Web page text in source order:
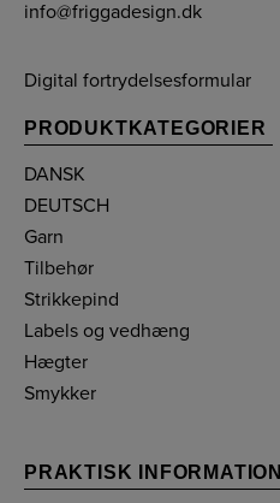
info@friggadesign.dk
Digital fortrydelsesformular
PRODUKTKATEGORIER
DANSK
DEUTSCH
Garn
Tilbehør
Strikkepind
Labels og vedhæng
Hægter
Smykker
PRAKTISK INFORMATION